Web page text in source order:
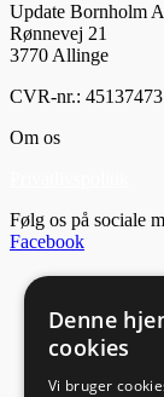
Update Bornholm
Rønnevej 21
3770 Allinge
CVR-nr.: 45137473
Om os
Følg os på sociale
Facebook
Denne
cookies
Vi bruger